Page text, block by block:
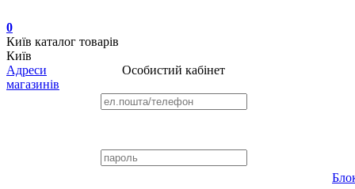
0
Київ каталог товарів
Київ
Адреси
магазинів
Особистий кабінет